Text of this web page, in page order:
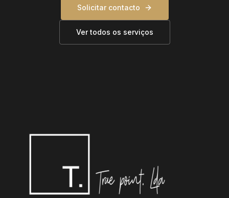
Solicitar contacto
Ver todos os serviços